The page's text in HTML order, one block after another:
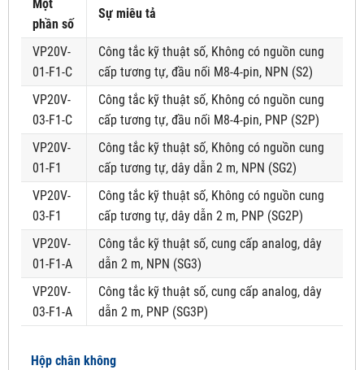
Một
phần số
Sự miêu tả
VP20V-
01-F1-C
Công tắc kỹ thuật số, Không có nguồn cung
cấp tương tự, đầu nối M8-4-pin, NPN (S2)
VP20V-
03-F1-C
Công tắc kỹ thuật số, Không có nguồn cung
cấp tương tự, đầu nối M8-4-pin, PNP (S2P)
VP20V-
01-F1
Công tắc kỹ thuật số, Không có nguồn cung
cấp tương tự, dây dẫn 2 m, NPN (SG2)
VP20V-
03-F1
Công tắc kỹ thuật số, Không có nguồn cung
cấp tương tự, dây dẫn 2 m, PNP (SG2P)
VP20V-
01-F1-A
Công tắc kỹ thuật số, cung cấp analog, dây
dẫn 2 m, NPN (SG3)
VP20V-
03-F1-A
Công tắc kỹ thuật số, cung cấp analog, dây
dẫn 2 m, PNP (SG3P)
Hộp chân không